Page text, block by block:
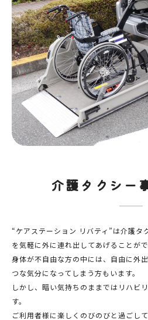
介護タクシー
“ケアステーション リバティ”は介護タ
を気軽に外に連れ出してあげることがで
身体が不自由な方の中には、自由に外
つな気分になってしまう方もいます。
しかし、暗い気持ちのままではリハビ
す。
ご利用者様に楽しくのびのびと過ごし